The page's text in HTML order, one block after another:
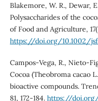
Blakemore, W. R., Dewar,
Polysaccharides of the
of Food and Agriculture,
https://doi.org/10.1002/
Campos-Vega, R., Nieto-
Cocoa (Theobroma cacao
bioactive compounds.
81, 172-184. https://doi.org/